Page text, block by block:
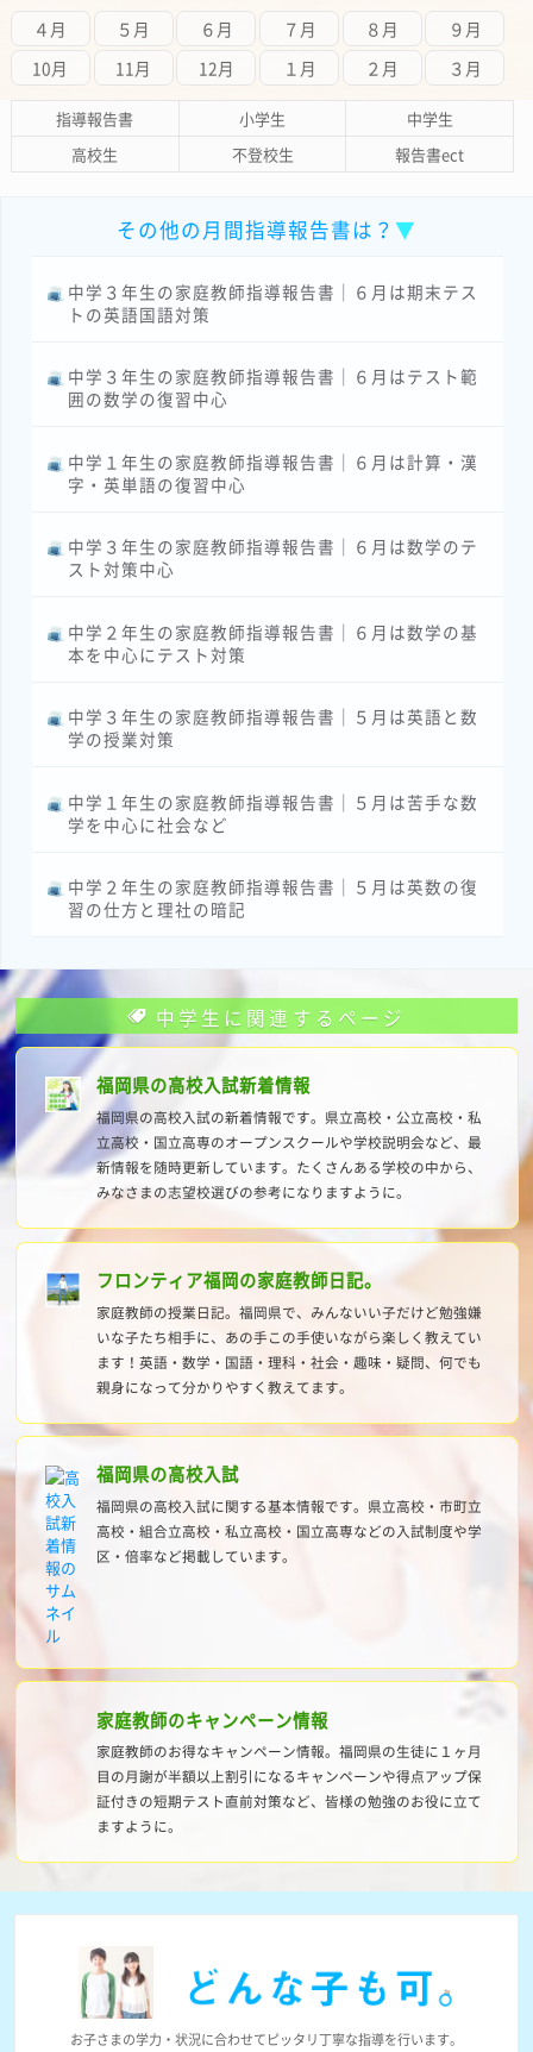
４月 ５月 ６月 ７月 ８月
９月
10月
11月 12月 １月 ２月 ３月
指導報告書 小学生
中学生
高校生
不登校生 報告書ect
その他の月間指導報告書は？▼
中学３年生の家庭教師指導報告書｜６月は期末テス
トの英語国語対策
中学３年生の家庭教師指導報告書｜６月はテスト範
囲の数学の復習中心
中学１年生の家庭教師指導報告書｜６月は計算・漢
字・英単語の復習中心
中学３年生の家庭教師指導報告書｜６月は数学のテ
スト対策中心
中学２年生の家庭教師指導報告書｜６月は数学の基
本を中心にテスト対策
中学３年生の家庭教師指導報告書｜５月は英語と数
学の授業対策
中学１年生の家庭教師指導報告書｜５月は苦手な数
学を中心に社会など
中学２年生の家庭教師指導報告書｜５月は英数の復
習の仕方と理社の暗記
中学生に関連するページ
福岡県の高校入試新着情報
福岡県の高校入試の新着情報です。県立高校・公立高校・私
立高校・国立高専のオープンスクールや学校説明会など、最
新情報を随時更新しています。たくさんある学校の中から、
みなさまの志望校選びの参考になりますように。
フロンティア福岡の家庭教師日記。
家庭教師の授業日記。福岡県で、みんないい子だけど勉強嫌
いな子たち相手に、あの手この手使いながら楽しく教えてい
ます！英語・数学・国語・理科・社会・趣味・疑問、何でも
親身になって分かりやすく教えてます。
福岡県の高校入試
福岡県の高校入試に関する基本情報です。県立高校・市町立
高校・組合立高校・私立高校・国立高専などの入試制度や学
区・倍率など掲載しています。
家庭教師のキャンペーン情報
家庭教師のお得なキャンペーン情報。福岡県の生徒に１ヶ月
目の月謝が半額以上割引になるキャンペーンや得点アップ保
証付きの短期テスト直前対策など、皆様の勉強のお役に立て
ますように。
お子さまの学力・状況に合わせてピッタリ丁寧な指導を行います。